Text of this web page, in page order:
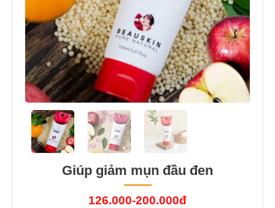
Giúp giảm mụn đầu đen
126.000-200.000đ